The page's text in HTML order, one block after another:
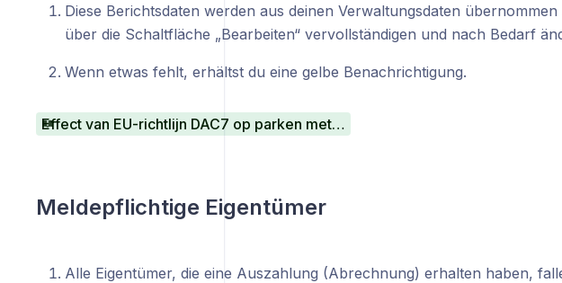
Diese Berichtsdaten werden aus deinen Verwaltungsdaten
über die Schaltfläche „Bearbeiten“ vervollständigen und nach Bedarf
Wenn etwas fehlt, erhältst du eine gelbe Benachrichtigung.
Effect van EU-richtlijn DAC7 op parken met eigenaren
Meldepflichtige Eigentümer
Alle Eigentümer, die eine Auszahlung (Abrechnung) erhalten haben,